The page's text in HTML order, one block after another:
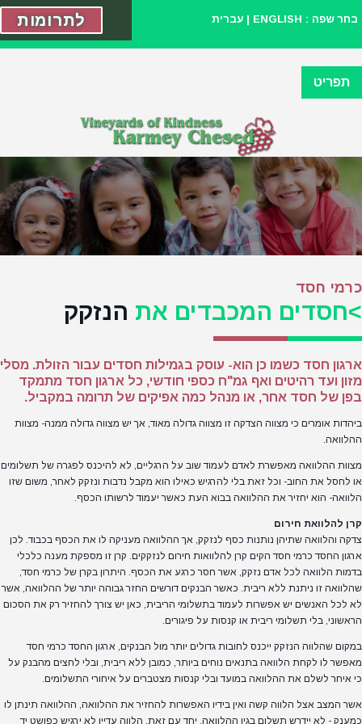
בחר שפה : ENGLISH
| עברית לתרומות
תפריט
כרמי חסד
>חסדים המכבדים את הנזקק
ארגון חסד כשמו כן הוא- עוסק בגמילות חסדים עבור הזולת. מסלי
מזון ועד רהיטים ואף גמ"ח כספי חודשי, כל ארגון חסד מתמקד
בפן של חסד אחר, או מנהל כמה אפיקים של תרומה במקביל.
ביהדות אומרים כי מצווה הצדקה זו מצווה גדולה מאוד, אך יש מצווה גדולה ממנה- מצוות
ההלוואה.
מצוות ההלוואה מאפשרת לאדם לעמוד שוב על הרגליים, לא להיכנס לפגרה של תשלומים
או לחסל את החוב- וכל זאת בלי להרגיש כאילו הוא מקבל נדבות ונזקק לאחר, משום שזו
הלוואה- הוא יחזיר את ההלוואה בבוא העת כאשר יעמוד לרשותו הכסף.
קרן להלוואת חירום
צדקה והלוואה שתיהן נותנות כסף לנזקק, אך ההלוואה מעניקה לו את הכסף בכבוד. לכן
ארגון החסד כרמי חסד הקים קרן להלוואות חירום לנזקקים. קרן זו מספקת מענה כלכלי
בדמות הלוואה לכל אדם נזקק, אשר חסר כרגע את הכסף. היתרון בקרן של כרמי חסד,
שהלוואה זו ניתנת ללא ריבית. כאשר הבנקים דורשים החזר גבוהה יותר של ההלוואה, אשר
לא לכל האנשים יש אפשרות לעמוד בתשלומי הריבית, כאן יש צורך להחזיר רק את הסכום
הראשוני, בלי תשלומי ריבית או קנסות על פיגורים.
במקום שהלווה הנזקק ייכנס לחובות גדולים יותר מול הבנקים, ארגון החסד כרמי חסד
מאפשר לו לקחת הלוואה בתנאים נוחים ביותר, כמובן ללא ריבית, ובלי לחצים מהבנק על
כי איחר לשלם את ההלוואה במועד ובלי קנסות מצטברים על איחורי התשלומים.
אשר המצב אצל הלווה קשה ואין בידיו האפשרות להחזיר את ההלוואה, ההלוואה תינתן לו
כמענק - לא יידרש תשלום בגין ההלוואה. יחד עם זאת, הלווה עדיין לא ירגיש כפושט יד